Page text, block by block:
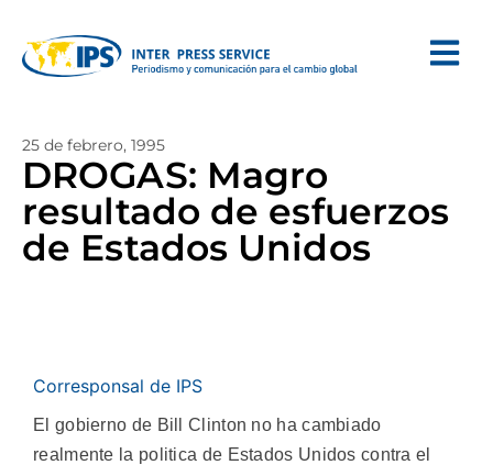
25 de febrero, 1995
DROGAS: Magro
resultado de esfuerzos
de Estados Unidos
Corresponsal de IPS
El gobierno de Bill Clinton no ha cambiado
realmente la politica de Estados Unidos contra el